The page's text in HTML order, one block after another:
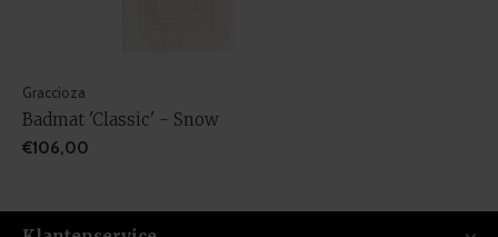
Graccioza
Badmat 'Classic' - Snow
€106,00